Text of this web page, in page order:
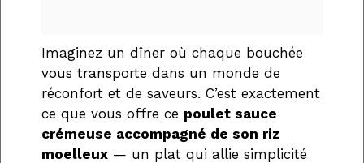
Imaginez un dîner où chaque bouchée
vous transporte dans un monde de
réconfort et de saveurs. C’est exactement
ce que vous offre ce poulet sauce
crémeuse accompagné de son riz
moelleux — un plat qui allie simplicité